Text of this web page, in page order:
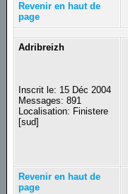
Revenir en haut de
page
Adribreizh
Inscrit le: 15 Déc 2004
Messages: 891
Localisation: Finistere
[sud]
Revenir en haut de
page